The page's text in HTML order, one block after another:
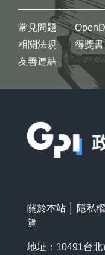
常見問題
相關法規
友善連結
得獎
關於本站 隱私
覽
地址：10491台